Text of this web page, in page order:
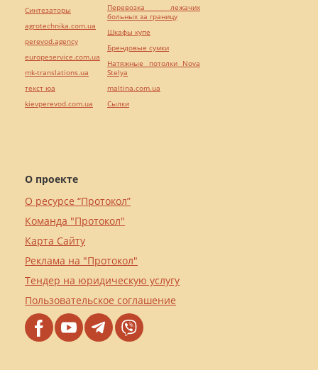
О проекте
О ресурсе “Протокол”
Команда "Протокол"
Карта Сайту
Реклама на "Протокол"
Тендер на юридическую услугу
Пользовательское соглашение
Синтезаторы
agrotechnika.com.ua
perevod.agency
europeservice.com.ua
mk-translations.ua
текст юа
kievperevod.com.ua
Перевозка лежачих
больных за границу
Шкафы купе
Брендовые сумки
Натяжные потолки Nova
Stelya
maltina.com.ua
Cылки